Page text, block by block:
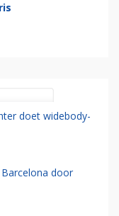
doet widebody-
door